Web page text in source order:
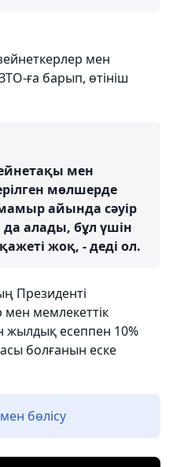
мен
ға барып, өтініш
мен
мөлшерде
айында сәуір
алады, бұл үшін
жоқ, - деді ол.
Президенті
мемлекеттік
жылдық есеппен 10%
болғанын еске
бөлісу